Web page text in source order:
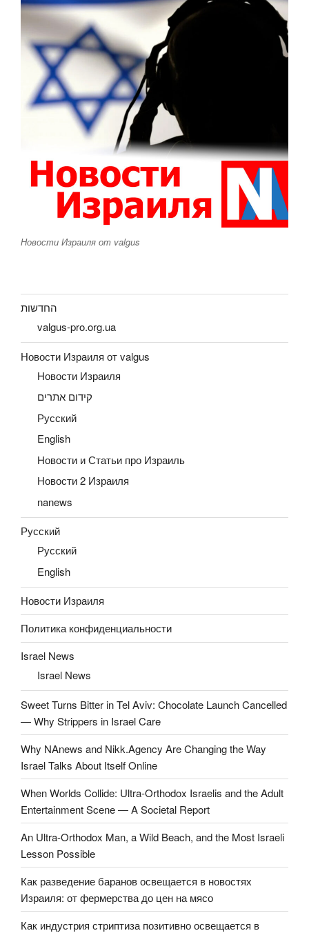
Новости Израиля от valgus
החדשות
valgus-pro.org.ua
Новости Израиля от valgus
Новости Израиля
קידום אתרים
Русский
English
Новости и Статьи про Израиль
Новости 2 Израиля
nanews
Русский
Русский
English
Новости Израиля
Политика конфиденциальности
Israel News
Israel News
Sweet Turns Bitter in Tel Aviv: Chocolate Launch Cancelled
— Why Strippers in Israel Care
Why NAnews and Nikk.Agency Are Changing the Way
Israel Talks About Itself Online
When Worlds Collide: Ultra-Orthodox Israelis and the Adult
Entertainment Scene — A Societal Report
An Ultra-Orthodox Man, a Wild Beach, and the Most Israeli
Lesson Possible
Как разведение баранов освещается в новостях
Израиля: от фермерства до цен на мясо
Как индустрия стриптиза позитивно освещается в